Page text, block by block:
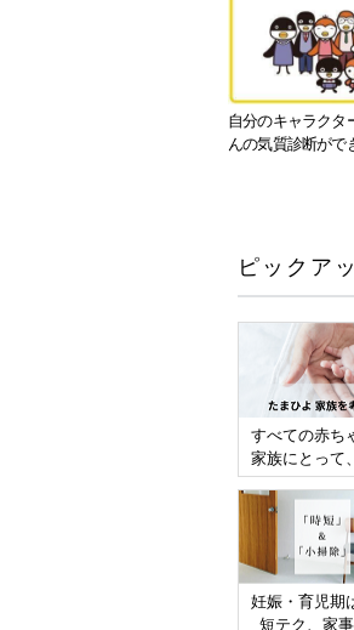
自分のキャラクタ
んの気質診断がで
ピックア
すべての赤ち
家族にとって
よい社会・環
ることをめざ
まざまな課題
し、発信して
す
妊娠・育児期
短テク、家